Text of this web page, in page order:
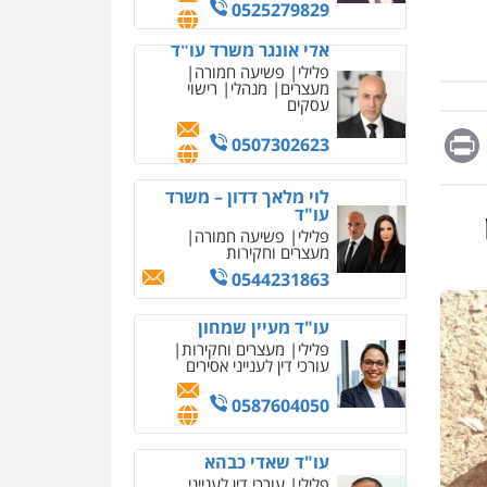
Message
Print
0525279829
אלי אונגר משרד עו"ד
פלילי פשיעה חמורה
מעצרים מנהלי רישוי
עסקים
0507302623
לוי מלאך דדון – משרד
עו"ד
פלילי פשיעה חמורה
מעצרים וחקירות
0544231863
עו"ד מעיין שמחון
פלילי מעצרים וחקירות
עורכי דין לענייני אסירים
0587604050
עו"ד שאדי כבהא
מחיקת כתבות מגוגל
ודחיקת אזכורים שליליים
שירותים מקצועיים לעורכי
דין
0522508109
אחסון אתרים
מהירות הגנה גיבוי
תמיכה שירותים מקצועיים
לעורכי דין
מרכז התחלה חדשה
אסירים עבירות מין
שירותים מקצועיים לעורכי
דין
0544500346
מאיה בלום, עו"ס,
טיפול ושיקום
טיפול בהתמכרויות
שירותים מקצועיים לעורכי
דין